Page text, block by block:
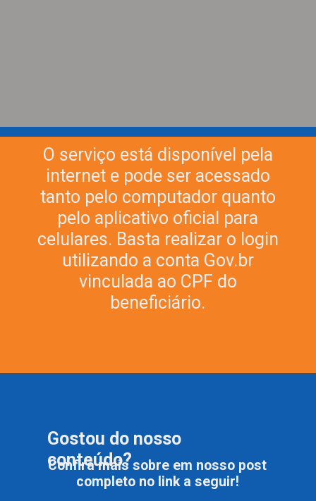
O serviço está disponível pela
internet e pode ser acessado
tanto pelo computador quanto
pelo aplicativo oficial para
celulares. Basta realizar o login
utilizando a conta Gov.br
vinculada ao CPF do
beneficiário.
Gostou do nosso
conteúdo?
Confira mais sobre em nosso post
completo no link a seguir!